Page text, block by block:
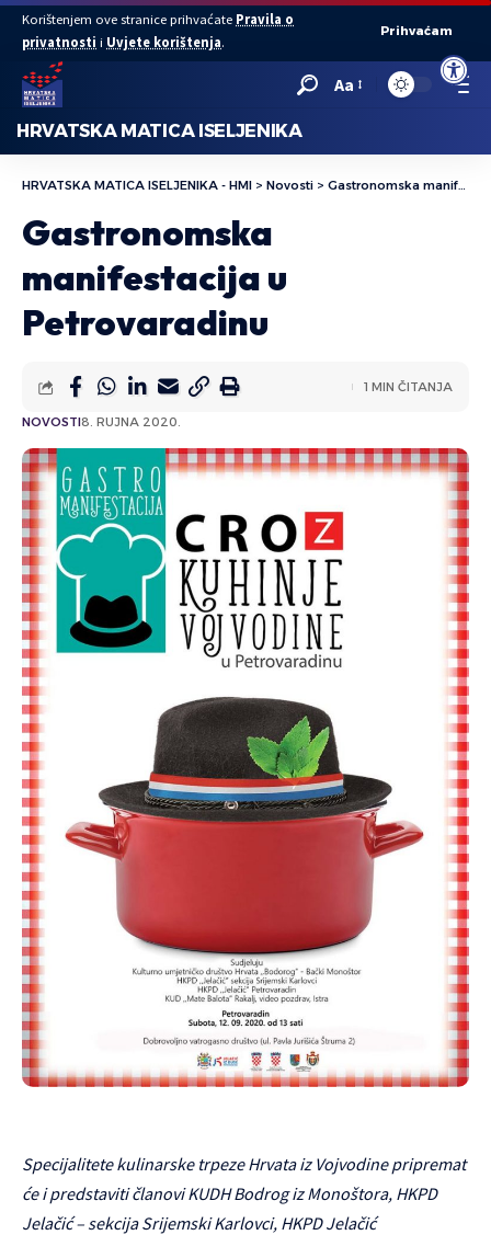
Open
Korištenjem ove stranice prihvaćate Pravila o
privatnosti i Uvjete korištenja.
Prihvaćam
Aa
HRVATSKA MATICA ISELJENIKA
HRVATSKA MATICA ISELJENIKA - HMI > Novosti > Gastronomska manifestacija u Petrovaradinu
Gastronomska
manifestacija u
Petrovaradinu
NOVOSTI8. RUJNA 2020.
1 MIN ČITANJA
Specijalitete kulinarske trpeze Hrvata iz Vojvodine pripremat
će i predstaviti članovi KUDH Bodrog iz Monoštora, HKPD
Jelačić – sekcija Srijemski Karlovci, HKPD Jelačić